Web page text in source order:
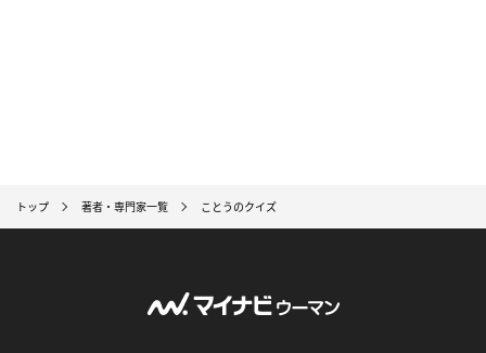
トップ 著者・専門家一覧 ことうのクイズ